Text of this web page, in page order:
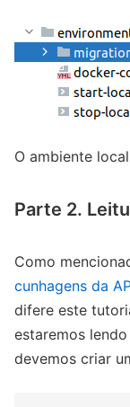
O ambiente
Parte 2.
Como
cunhagens da
difere este
estaremos
devemos criar